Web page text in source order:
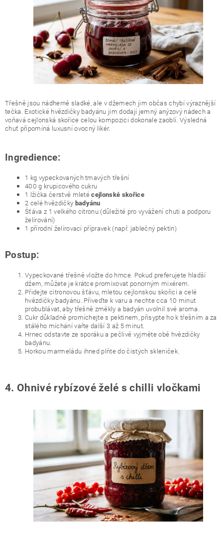
Třešně jsou nádherně sladké, ale v džemech jim občas chybí výraznější
tečka. Exotické hvězdičky badyánu jim dodají jemný anýzový nádech a
voňavá cejlonská skořice celou kompozici dokonale zaoblí. Výsledná
chuť připomíná luxusní ovocný likér.
Ingredience:
1 kg vypeckovaných tmavých třešní
400 g krupicového cukru
1 lžička čerstvě mletécejlonské skořice
2 celé hvězdičky badyánu
Šťáva z 1 velkého citronu (důležité pro vyvážení chuti a podporu
želírování)
1 přírodní želírovací přípravek (např. jablečný pektin)
Postup:
Vypeckované třešně vložte do hrnce. Pokud preferujete hladší
džem, můžete je krátce promixovat ponorným mixérem.
Přidejte citronovou šťávu, mletou cejlonskou skořici a celé
hvězdičky badyánu. Přiveďte k varu a nechte cca 10 minut
probublávat, aby třešně změkly a badyán uvolnil své aroma.
Cukr důkladně promíchejte s pektinem, přisypte ho k třešním a za
stálého míchání vařte další 3 až 5 minut.
Hrnec odstavte ze sporáku a pečlivě vyjměte obě hvězdičky
badyánu.
Horkou marmeládu ihned plňte do čistých skleniček.
4. Ohnivé rybízové želé s chilli vločkami